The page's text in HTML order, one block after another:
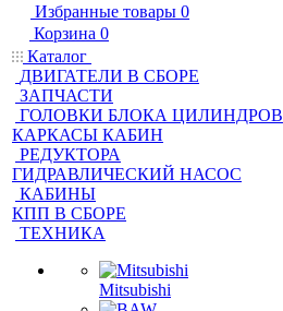
Избранные товары 0
Корзина 0
Каталог
ДВИГАТЕЛИ В СБОРЕ
ЗАПЧАСТИ
ГОЛОВКИ БЛОКА ЦИЛИНДРОВ
КАРКАСЫ КАБИН
РЕДУКТОРА
ГИДРАВЛИЧЕСКИЙ НАСОС
КАБИНЫ
КПП В СБОРЕ
ТЕХНИКА
Mitsubishi